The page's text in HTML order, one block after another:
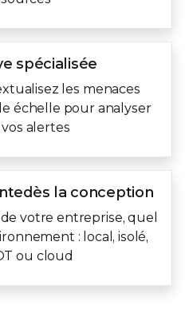
spécialisée
les menaces
échelle pour analyser
vos alertes
dès la conception
votre entreprise, quel
: local, isolé,
ou cloud